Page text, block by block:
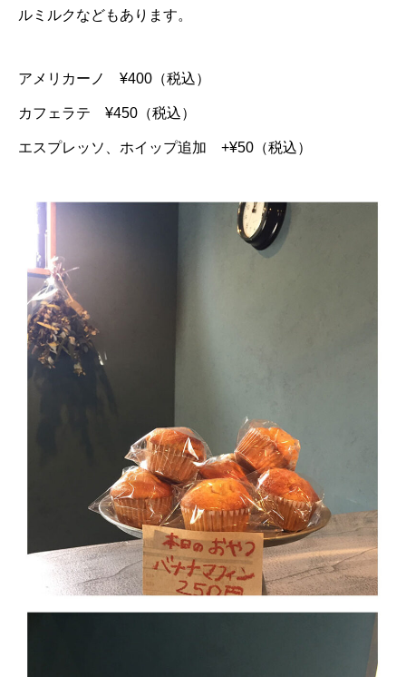
ルミルクなどもあります。
アメリカーノ ¥400（税込）
カフェラテ ¥450（税込）
エスプレッソ、ホイップ追加 +¥50（税込）